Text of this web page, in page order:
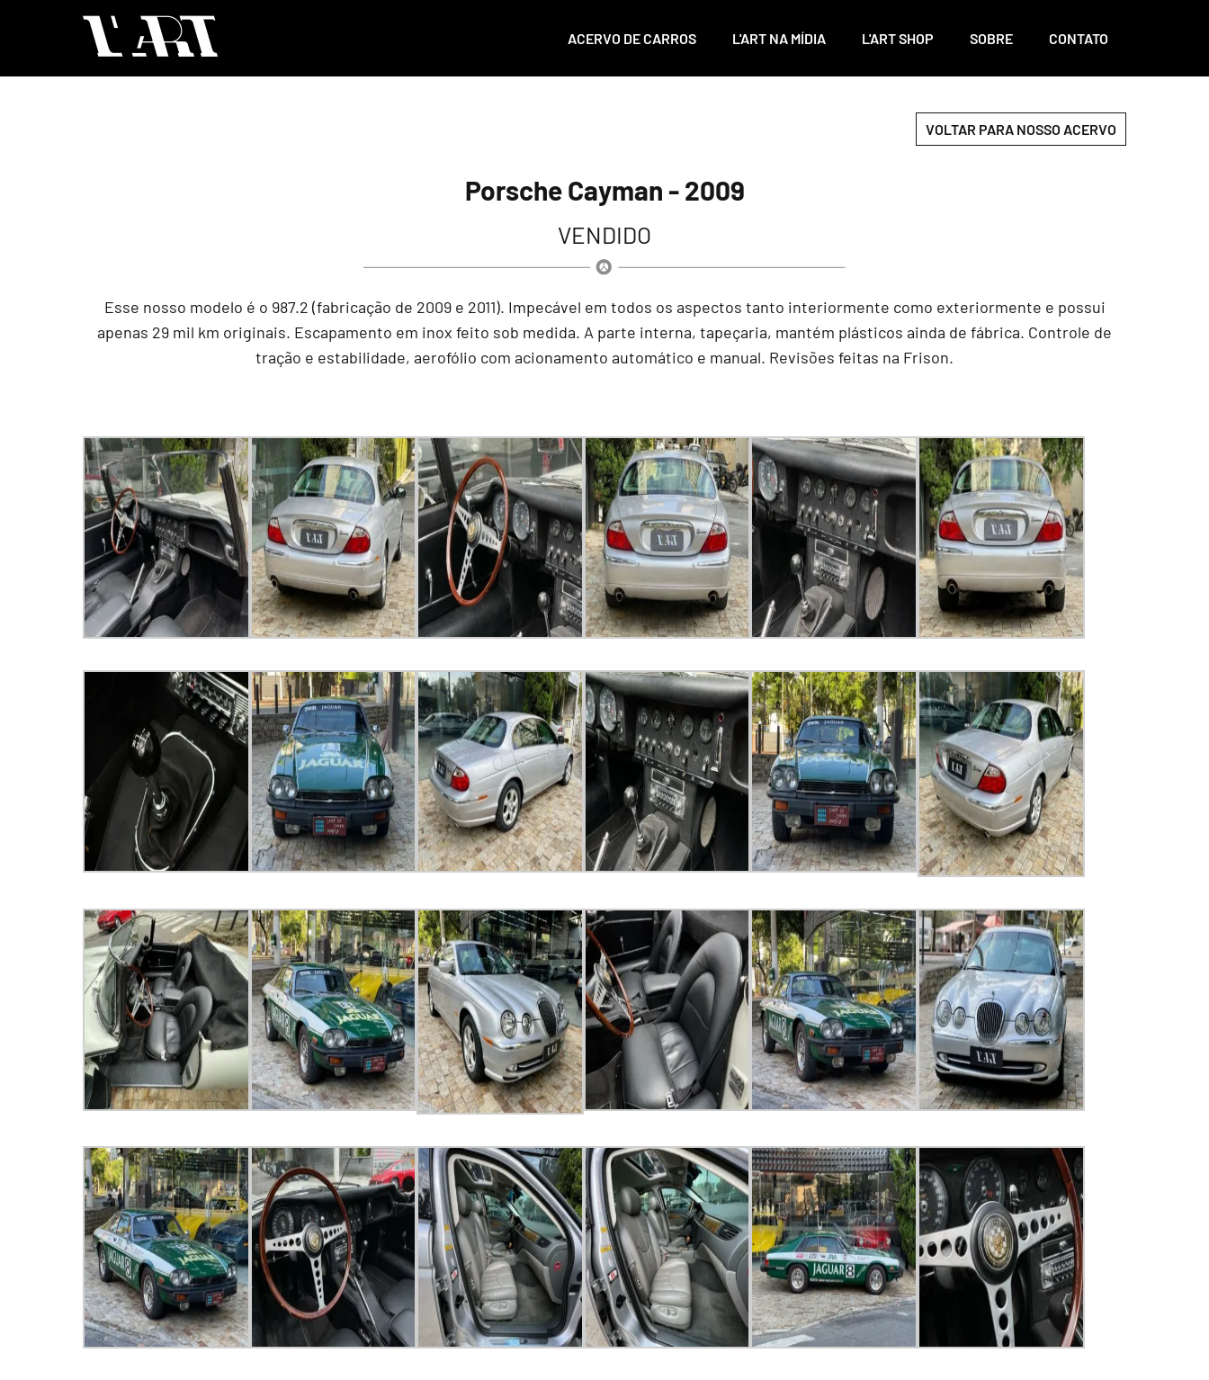
ACERVO DE CARROS L'ART NA MÍDIA L'ART SHOP SOBRE CONTATO
VOLTAR PARA NOSSO ACERVO
Porsche Cayman - 2009
VENDIDO
Esse nosso modelo é o 987.2 (fabricação de 2009 e 2011). Impecável em todos os aspectos tanto interiormente como exteriormente e possui
apenas 29 mil km originais. Escapamento em inox feito sob medida. A parte interna, tapeçaria, mantém plásticos ainda de fábrica. Controle de
tração e estabilidade, aerofólio com acionamento automático e manual. Revisões feitas na Frison.